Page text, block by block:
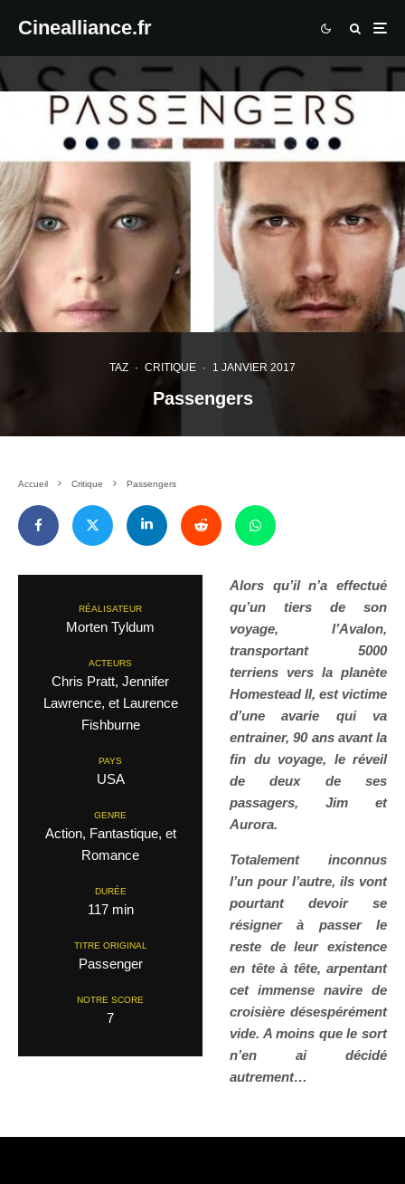
Cinealliance.fr
TAZ · CRITIQUE · 1 JANVIER 2017
Passengers
Accueil Critique Passengers
RÉALISATEUR
Morten Tyldum
ACTEURS
Chris Pratt, Jennifer
Lawrence, et Laurence
Fishburne
PAYS
USA
GENRE
Action, Fantastique, et
Romance
DURÉE
117 min
TITRE ORIGINAL
Passenger
NOTRE SCORE
7
Alors qu’il n’a effectué
qu’un tiers de son
voyage, l’Avalon,
transportant 5000
terriens vers la planète
Homestead II, est victime
d’une avarie qui va
entrainer, 90 ans avant la
fin du voyage, le réveil
de deux de ses
passagers, Jim et
Aurora.
Totalement inconnus
l’un pour l’autre, ils vont
pourtant devoir se
résigner à passer le
reste de leur existence
en tête à tête, arpentant
cet immense navire de
croisière désespérément
vide. A moins que le sort
n’en ai décidé
autrement…